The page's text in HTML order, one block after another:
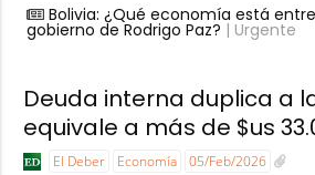
Bolivia: ¿Qué economía está
gobierno de Rodrigo Paz? | Urgente
Deuda interna duplica a
equivale a más de $us
El Deber Economía 05/Feb/2026